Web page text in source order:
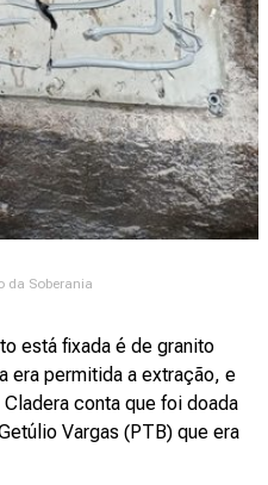
da Soberania
está fixada é de granito
era permitida a extração, e
conta que foi doada
Vargas (PTB) que era